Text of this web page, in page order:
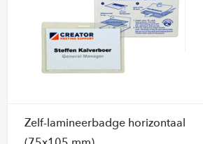
Zelf-lamineerbadge horizontaal